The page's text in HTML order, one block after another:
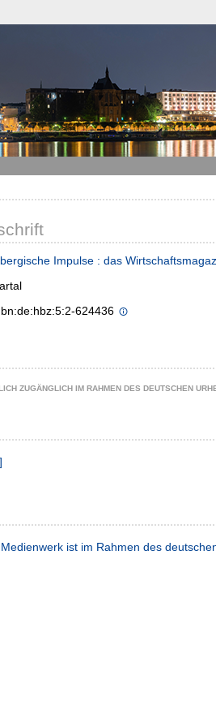
Impulse : das
624436
ZUGÄNGLICH IM RAHMEN DES DEUTSCHEN
]
ist im Rahmen des